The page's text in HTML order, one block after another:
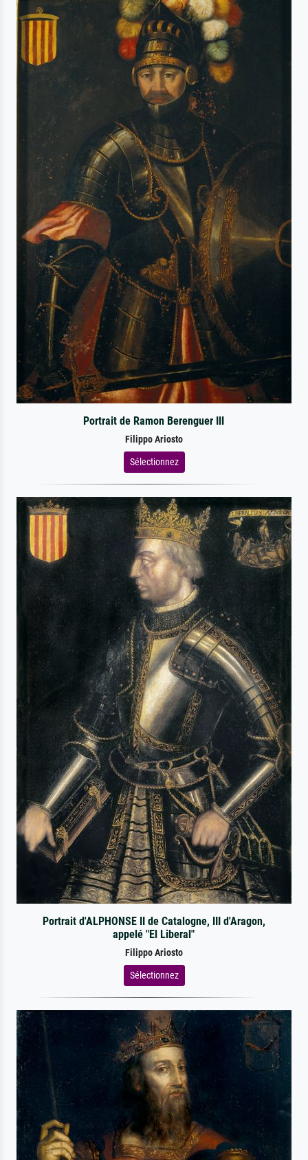
Portrait de Ramon Berenguer III
Filippo Ariosto
Sélectionnez
Portrait d'ALPHONSE II de Catalogne, III d'Aragon,
appelé "El Liberal"
Filippo Ariosto
Sélectionnez